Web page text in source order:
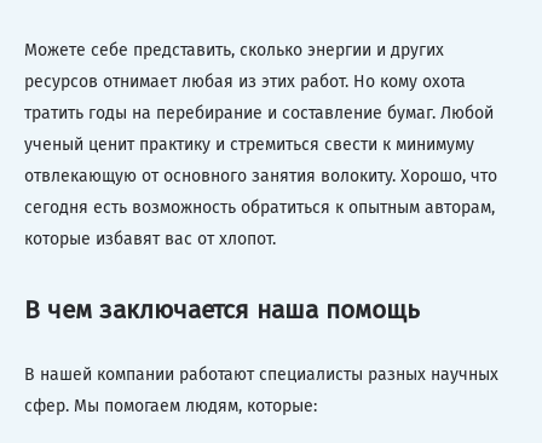
Можете себе представить, сколько энергии и других
ресурсов отнимает любая из этих работ. Но кому охота
тратить годы на перебирание и составление бумаг. Любой
ученый ценит практику и стремиться свести к минимуму
отвлекающую от основного занятия волокиту. Хорошо, что
сегодня есть возможность обратиться к опытным авторам,
которые избавят вас от хлопот.
В чем заключается наша помощь
В нашей компании работают специалисты разных научных
сфер. Мы помогаем людям, которые: